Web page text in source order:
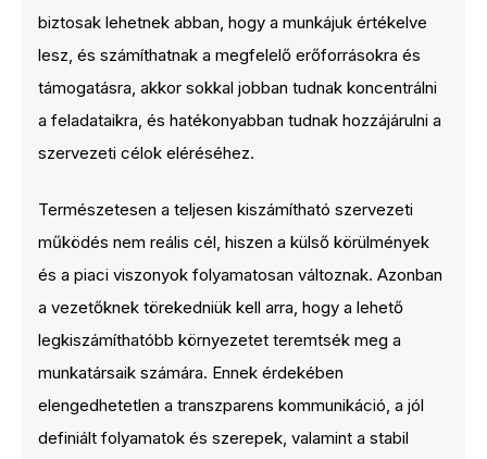
biztosak lehetnek abban, hogy a munkájuk értékelve
lesz, és számíthatnak a megfelelő erőforrásokra és
támogatásra, akkor sokkal jobban tudnak koncentrálni
a feladataikra, és hatékonyabban tudnak hozzájárulni a
szervezeti célok eléréséhez.
Természetesen a teljesen kiszámítható szervezeti
működés nem reális cél, hiszen a külső körülmények
és a piaci viszonyok folyamatosan változnak. Azonban
a vezetőknek törekedniük kell arra, hogy a lehető
legkiszámíthatóbb környezetet teremtsék meg a
munkatársaik számára. Ennek érdekében
elengedhetetlen a transzparens kommunikáció, a jól
definiált folyamatok és szerepek, valamint a stabil